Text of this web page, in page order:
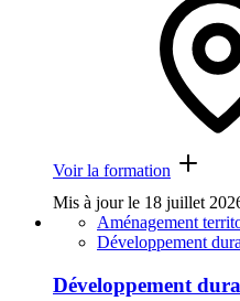
Voir la formation
Mis à jour le 18 juillet
Aménagement
Développement
Développement